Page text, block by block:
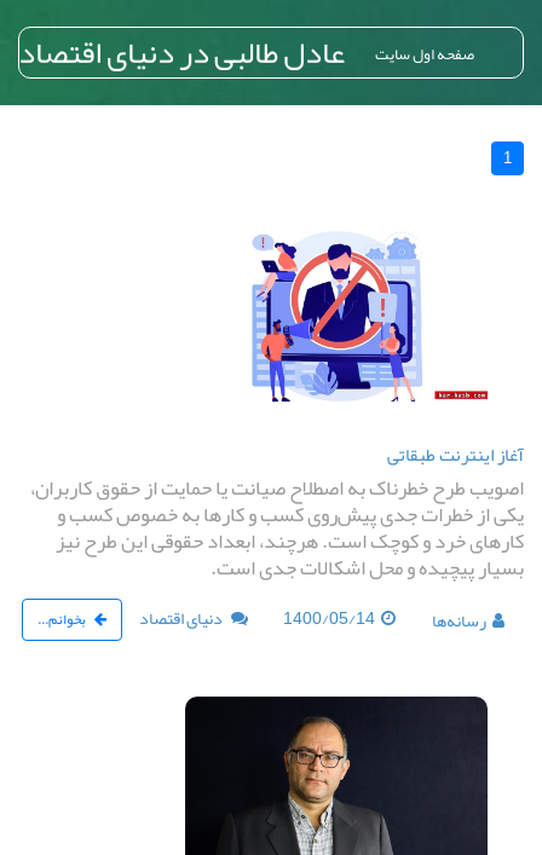
عادل طالبی در دنیای اقتصاد صفحه اول سایت
1
آغاز اینترنت طبقاتی
اصویب طرح خطرناک به اصطلاح صیانت یا حمایت از حقوق کاربران،
یکی از خطرات جدی پیش‌روی کسب و کارها به خصوص کسب و
کارهای خرد و کوچک است. هرچند، ابعداد حقوقی این طرح نیز
بسیار پیچیده و محل اشکالات جدی است.
رسانه‌ها 1400/05/14 دنیای اقتصاد بخوانم...